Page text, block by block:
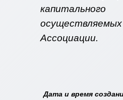
Ассоциации.
Дата и время